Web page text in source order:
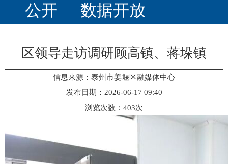
公开
数据开放
区领导走访调研顾高镇、蒋垛镇
信息来源：泰州市姜堰区融媒体中心
发布日期：2026-06-17 09:40
浏览次数： 403次